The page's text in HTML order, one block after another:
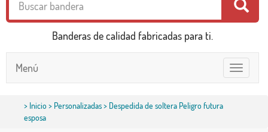
Banderas de calidad fabricadas para ti.
Toggle
navigation
Menú
> Inicio> Personalizadas> Despedida de soltera Peligro futura
esposa